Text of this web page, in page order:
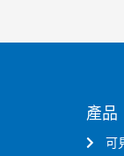
產品
可